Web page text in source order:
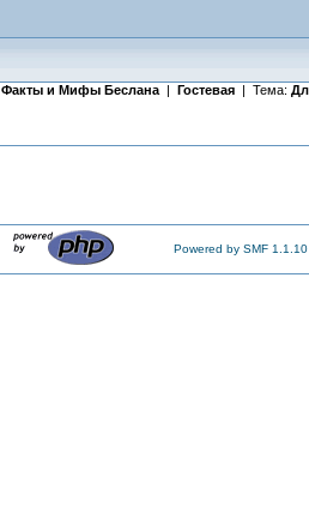
Факты и Мифы Беслана| Гостевая | Тема:
Powered by SMF 1.1.10